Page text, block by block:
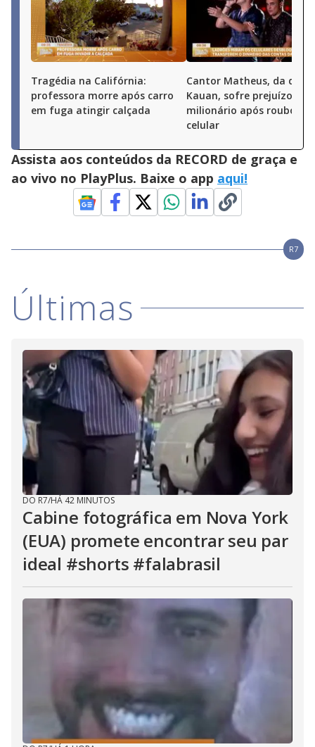
Tragédia na Califórnia:
professora morre após carro
em fuga atingir calçada
Cantor Matheus, da
Kauan, sofre prejuízo
milionário após roubo de
celular
Assista aos conteúdos da RECORD de graça e
ao vivo no PlayPlus. Baixe o app aqui!
R7
Últimas
DO R7/HÁ 42 MINUTOS
Cabine fotográfica em Nova York
(EUA) promete encontrar seu par
ideal #shorts #falabrasil